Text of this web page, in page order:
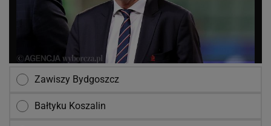
Zawiszy Bydgoszcz
Bałtyku Koszalin